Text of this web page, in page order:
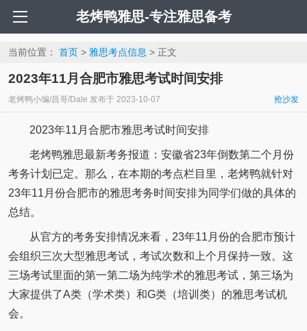
老烤鸭雅思-专注雅思备考
当前位置： 首页> 雅思考点信息 > 正文
2023年11月合肥市雅思考试时间安排
老烤鸭小编/昌哥/Dale 发布于 2023-10-07 抢沙发
2023年11月合肥市雅思考试时间安排
老烤鸭雅思最新考务报道：安徽省23年倒数第二个月份
考务计划已定。那么，在本期的考点栏目里，老烤鸭就针对
23年11月份合肥市的雅思考务时间安排为同学们做的具体的
总结。
从官方的考务安排情况来看，23年11月份的合肥市预计
会组织三次大型雅思考试，考试次数和上个月保持一致。这
三场考试里面的第一第二场为纯学术的雅思考试，第三场为
大家提供了A类（学术类）和G类（培训类）的雅思考试机
会。